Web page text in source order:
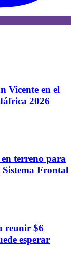
Vicente en el
2026
terreno para
Frontal
reunir $6
esperar